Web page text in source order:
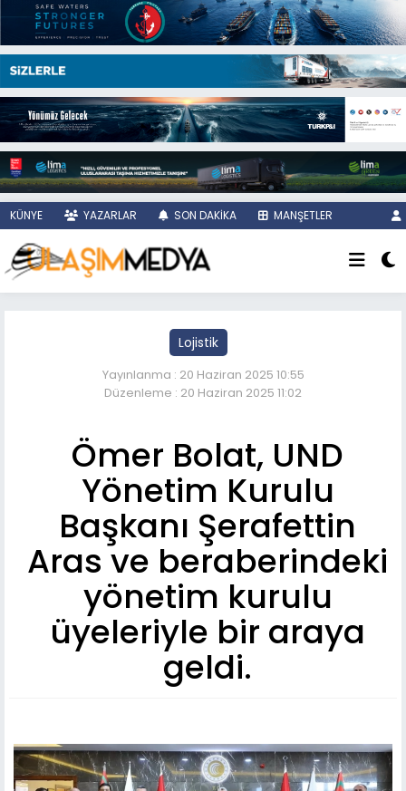
KÜNYE YAZARLAR SON DAKİKA MANŞETLER
Lojistik
Yayınlanma : 20 Haziran 2025 10:55
Düzenleme : 20 Haziran 2025 11:02
Ömer Bolat, UND
Yönetim Kurulu
Başkanı Şerafettin
Aras ve beraberindeki
yönetim kurulu
üyeleriyle bir araya
geldi.